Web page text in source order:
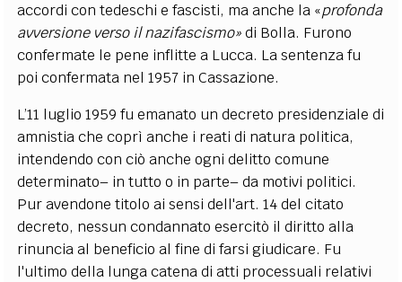
accordi con tedeschi e fascisti, ma anche la «profonda
avversione verso il nazifascismo»di Bolla. Furono
confermate le pene inflitte a Lucca. La sentenza fu
poi confermata nel 1957 in Cassazione.
L’11 luglio 1959 fu emanato un decreto presidenziale di
amnistia che coprì anche i reati di natura politica,
intendendo con ciò anche ogni delitto comune
determinato– in tutto o in parte– da motivi politici.
Pur avendone titolo ai sensi dell'art. 14 del citato
decreto, nessun condannato esercitò il diritto alla
rinuncia al beneficio al fine di farsi giudicare. Fu
l'ultimo della lunga catena di atti processuali relativi